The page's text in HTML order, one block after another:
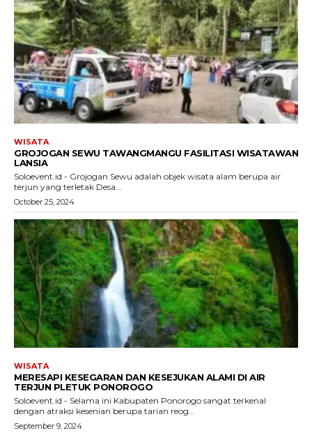
WISATA
GROJOGAN SEWU TAWANGMANGU FASILITASI WISATAWAN
LANSIA
Soloevent.id - Grojogan Sewu adalah objek wisata alam berupa air
terjun yang terletak Desa...
October 25, 2024
WISATA
MERESAPI KESEGARAN DAN KESEJUKAN ALAMI DI AIR
TERJUN PLETUK PONOROGO
Soloevent.id - Selama ini Kabupaten Ponorogo sangat terkenal
dengan atraksi kesenian berupa tarian reog...
September 9, 2024